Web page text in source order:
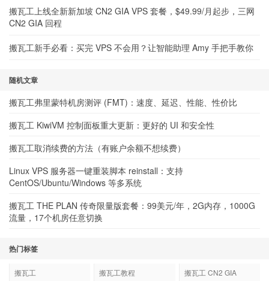
搬瓦工上线全新新加坡 CN2 GIA VPS 套餐，$49.99/月起步，三网
CN2 GIA 回程
搬瓦工新手必看：买完 VPS 不会用？让智能助理 Amy 手把手教你
随机文章
搬瓦工弗里蒙特机房测评 (FMT)：速度、延迟、性能、性价比
搬瓦工 KiwiVM 控制面板重大更新：更好的 UI 和安全性
搬瓦工取消续费的方法（有账户余额不想续费）
Linux VPS 服务器一键重装脚本 reinstall：支持
CentOS/Ubuntu/Windows 等多系统
搬瓦工 THE PLAN 传奇限量版套餐：99美元/年，2G内存，1000G
流量，17个机房任意切换
热门标签
搬瓦工 搬瓦工教程
搬瓦工 CN2 GIA